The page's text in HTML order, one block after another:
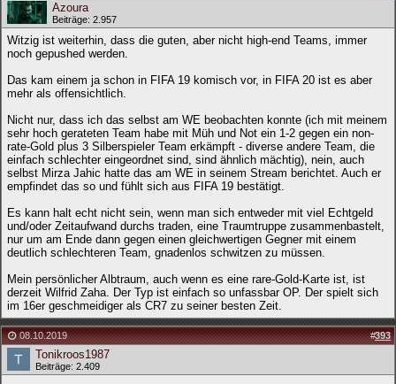
Azoura
Beiträge: 2.957
Witzig ist weiterhin, dass die guten, aber nicht high-end Teams, immer
noch gepushed werden.
Das kam einem ja schon in FIFA 19 komisch vor, in FIFA 20 ist es aber
mehr als offensichtlich.
Nicht nur, dass ich das selbst am WE beobachten konnte (ich mit meinem
sehr hoch gerateten Team habe mit Müh und Not ein 1-2 gegen ein non-
rate-Gold plus 3 Silberspieler Team erkämpft - diverse andere Team, die
einfach schlechter eingeordnet sind, sind ähnlich mächtig), nein, auch
selbst Mirza Jahic hatte das am WE in seinem Stream berichtet. Auch er
empfindet das so und fühlt sich aus FIFA 19 bestätigt.
Es kann halt echt nicht sein, wenn man sich entweder mit viel Echtgeld
und/oder Zeitaufwand durchs traden, eine Traumtruppe zusammenbastelt,
nur um am Ende dann gegen einen gleichwertigen Gegner mit einem
deutlich schlechteren Team, gnadenlos schwitzen zu müssen.
Mein persönlicher Albtraum, auch wenn es eine rare-Gold-Karte ist, ist
derzeit Wilfrid Zaha. Der Typ ist einfach so unfassbar OP. Der spielt sich
im 16er geschmeidiger als CR7 zu seiner besten Zeit.
08.10.2019 #393
Tonikroos1987
Beiträge: 2.409